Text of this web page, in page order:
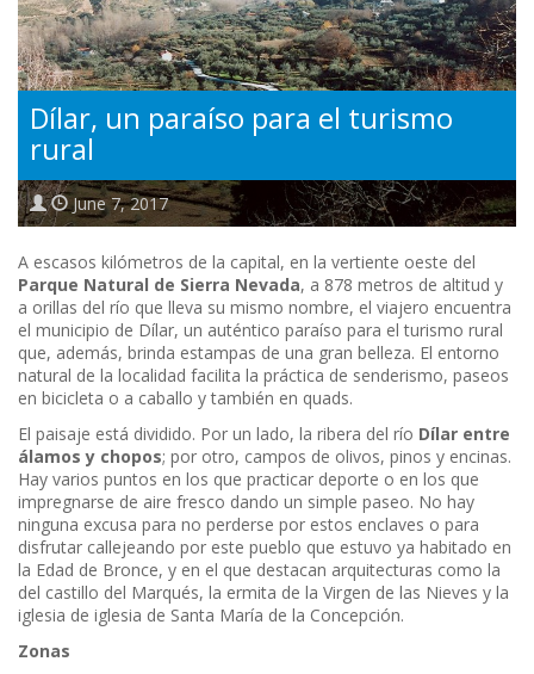
Dílar, un paraíso para el turismo
rural
June 7, 2017
A escasos kilómetros de la capital, en la vertiente oeste del
Parque Natural de Sierra Nevada, a 878 metros de altitud y
a orillas del río que lleva su mismo nombre, el viajero encuentra
el municipio de Dílar, un auténtico paraíso para el turismo rural
que, además, brinda estampas de una gran belleza. El entorno
natural de la localidad facilita la práctica de senderismo, paseos
en bicicleta o a caballo y también en quads.
El paisaje está dividido. Por un lado, la ribera del río Dílar entre
álamos y chopos; por otro, campos de olivos, pinos y encinas.
Hay varios puntos en los que practicar deporte o en los que
impregnarse de aire fresco dando un simple paseo. No hay
ninguna excusa para no perderse por estos enclaves o para
disfrutar callejeando por este pueblo que estuvo ya habitado en
la Edad de Bronce, y en el que destacan arquitecturas como la
del castillo del Marqués, la ermita de la Virgen de las Nieves y la
iglesia de iglesia de Santa María de la Concepción.
Zonas